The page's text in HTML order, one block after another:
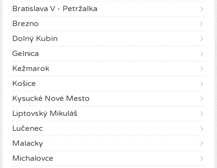
Bratislava V - Petržalka
Brezno
Dolný Kubín
Gelnica
Kežmarok
Košice
Kysucké Nové Mesto
Liptovský Mikuláš
Lučenec
Malacky
Michalovce